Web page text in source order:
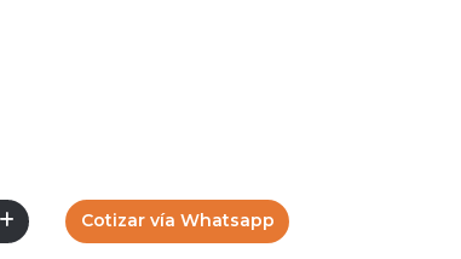
Cotizar vía Whatsapp